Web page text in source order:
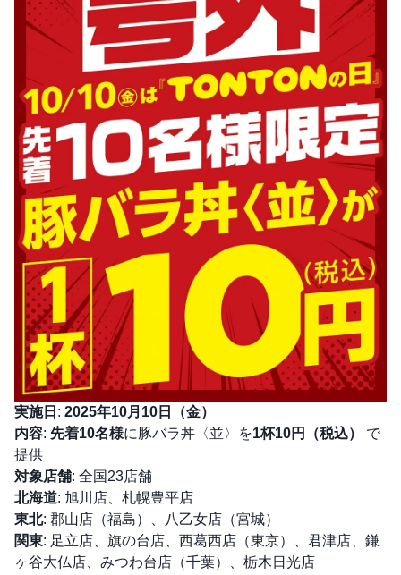
実施日 : 2025年10月10日（金）
内容: 先着10名様に豚バラ丼〈並〉を1杯10円（税込）
で
提供
対象店舗: 全国23店舗
北海道: 旭川店、札幌豊平店
東北: 郡山店（福島）、八乙女店（宮城）
関東: 足立店、旗の台店、西葛西店（東京）、君津店、鎌
ヶ谷大仏店、みつわ台店（千葉）、栃木日光店